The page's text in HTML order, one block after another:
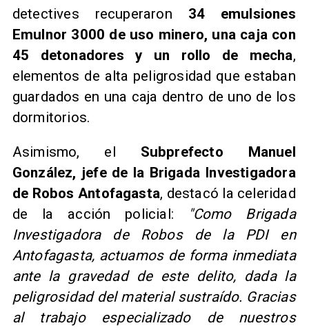
detectives recuperaron 34 emulsiones
Emulnor 3000 de uso minero, una caja con
45 detonadores y un rollo de mecha,
elementos de alta peligrosidad que estaban
guardados en una caja dentro de uno de los
dormitorios.
Asimismo, el Subprefecto Manuel
González, jefe de la Brigada Investigadora
de Robos Antofagasta, destacó la celeridad
de la acción policial:
"Como Brigada
Investigadora de Robos de la PDI en
Antofagasta, actuamos de forma inmediata
ante la gravedad de este delito, dada la
peligrosidad del material sustraído. Gracias
al trabajo especializado de nuestros